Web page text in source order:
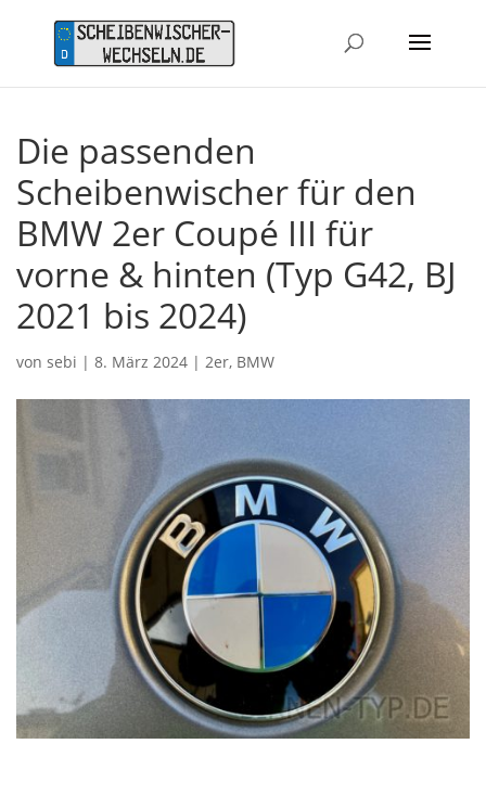
Die passenden
Scheibenwischer für den
BMW 2er Coupé III für
vorne & hinten (Typ G42, BJ
2021 bis 2024)
von sebi | 8. März 2024 | 2er, BMW